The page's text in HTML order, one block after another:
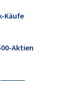
Käufe
Aktien